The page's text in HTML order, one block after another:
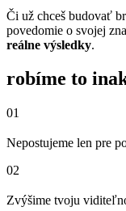
Či už chceš budovať
povedomie o svojej
reálne výsledky.
robíme to
01
Nepostujeme len pre
02
Zvýšime tvoju